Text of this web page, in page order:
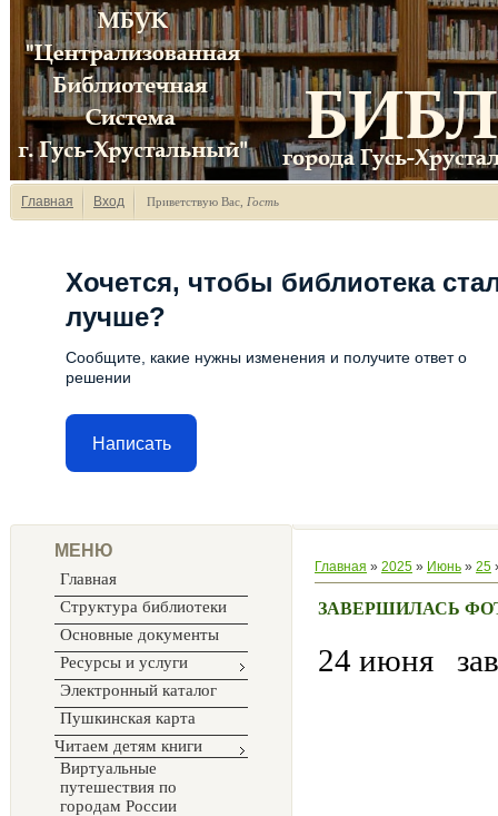
Главная Вход Приветствую Вас Гость
Хочется, чтобы библиотека
лучше?
Сообщите, какие нужны изменения и получите ответ о
решении
Написать
МЕНЮ
Главная
Структура библиотеки
Основные документы
Ресурсы и услуги
Электронный каталог
Пушкинская карта
Читаем детям книги
Виртуальные
путешествия по
городам России
Главная » 2025 » Июнь » 25
ЗАВЕРШИЛАСЬ
24 июня